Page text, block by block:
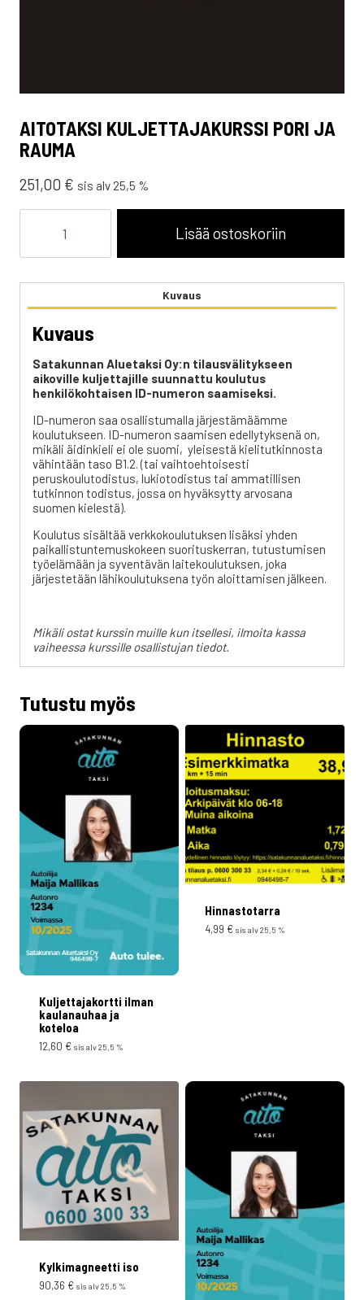
AITOTAKSI KULJETTAJAKURSSI PORI JA
RAUMA
251,00 € sis alv 25,5 %
Aitotaksi
kuljettajakurssi
ja
Lisää ostoskoriin
Kuvaus
Kuvaus
Satakunnan Aluetaksi Oy:n tilausvälitykseen
aikoville kuljettajille suunnattu koulutus
henkilökohtaisen ID-numeron saamiseksi.
ID-numeron saa osallistumalla järjestämäämme
koulutukseen. ID-numeron saamisen edellytyksenä on,
mikäli äidinkieli ei ole suomi, yleisestä kielitutkinnosta
vähintään taso B1.2. (tai vaihtoehtoisesti
peruskoulutodistus, lukiotodistus tai ammatillisen
tutkinnon todistus, jossa on hyväksytty arvosana
suomen kielestä).
Koulutus sisältää verkkokoulutuksen lisäksi yhden
paikallistuntemuskokeen suorituskerran, tutustumisen
työelämään ja syventävän laitekoulutuksen, joka
järjestetään lähikoulutuksena työn aloittamisen jälkeen.
Mikäli ostat kurssin muille kun itsellesi, ilmoita kassa
vaiheessa kurssille osallistujan tiedot.
Tutustu myös
Kuljettajakortti ilman
kaulanauhaa ja
koteloa
12,60 € sis alv 25,5 %
Hinnastotarra
4,99 € sis alv 25,5 %
Kylkimagneetti iso
90,36 € sis alv 25,5 %